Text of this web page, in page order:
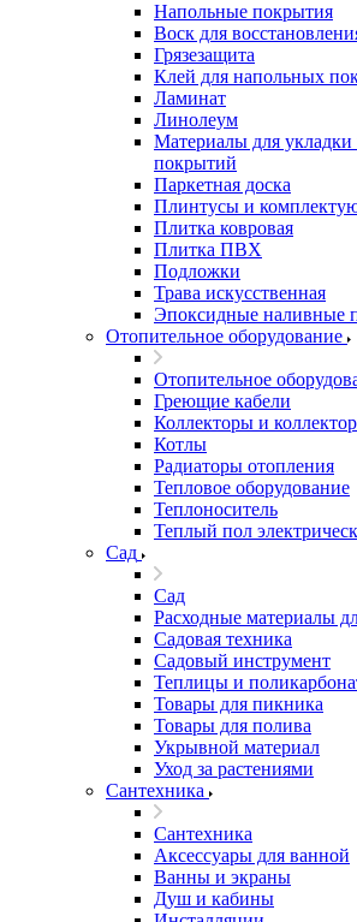
Напольные покрытия
Воск для
Грязезащита
Клей для напольных
Ламинат
Линолеум
Материалы для
покрытий
Паркетная доска
Плинтусы и
Плитка ковровая
Плитка ПВХ
Подложки
Трава искусственная
Эпоксидные наливные
Отопительное оборудование
Отопительное
Греющие кабели
Коллекторы и
Котлы
Радиаторы отопления
Тепловое оборудование
Теплоноситель
Теплый пол
Сад
Сад
Расходные материалы
Садовая техника
Садовый инструмент
Теплицы и
Товары для пикника
Товары для полива
Укрывной материал
Уход за растениями
Сантехника
Сантехника
Аксессуары для ванной
Ванны и экраны
Душ и кабины